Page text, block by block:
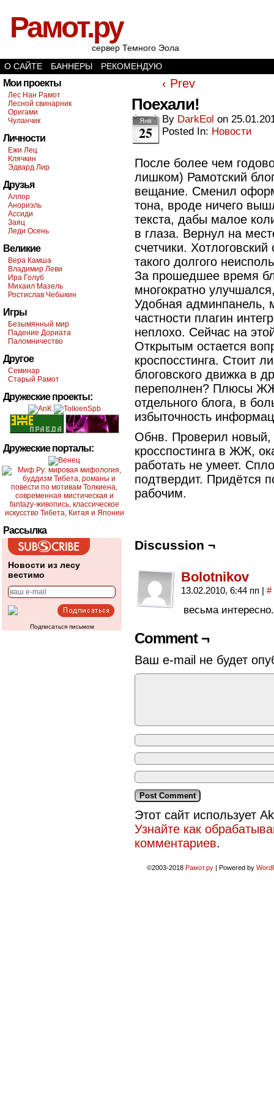
Рамот.ру
сервер Темного Эола
О САЙТЕ
БАННЕРЫ РЕКОМЕНДУЮ
Мои проекты
Лес Нан Рамот
Лесной свинарник
Оригами
Чуланчик
Личности
Ежи Лец
Клячкин
Эдвард Лир
Друзья
Аллор
Анориэль
Ассиди
Заяц
Леди Осень
Великие
Вера Камша
Владимир Леви
Ира Голуб
Михаил Мазель
Ростислав Чебыкин
Игры
Безымянный мир
Падение Дориата
Паломничество
Другое
Семинар
Старый Рамот
Дружеские проекты:
Дружеские порталы:
Рассылка
Новости из лесу
вестимо
Подписаться письмом
‹ Prev
Поехали!
Янв
25
By DarkEol on
Posted In: Новости
После более чем
лишком) Рамотский
вещание. Сменил
тона, вроде ничего
текста, дабы малое
в глаза. Вернул на
счетчики. Хотлоговский
такого долгого
За прошедшее время
многократно
Удобная админпанель,
частности плагин
неплохо. Сейчас на
Открытым остается
кроспосстинга. Стоит
блоговского движка в
переполнен? Плюсы
отдельного блога, в
избыточность
Обнв. Проверил новый,
кросспостинга в ЖЖ,
работать не умеет.
подтвердит. Придётся
рабочим.
Discussion ¬
Bolotnikov
13.02.2010, 6:44 пп | #
весьма интересно.
Comment ¬
Ваш e-mail не будет
Этот сайт использует
Узнайте как
комментариев.
©2003-2018 Рамот.ру | Powered by